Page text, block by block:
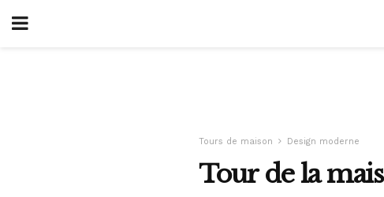
Tours de maison Design moderne
Tour de la